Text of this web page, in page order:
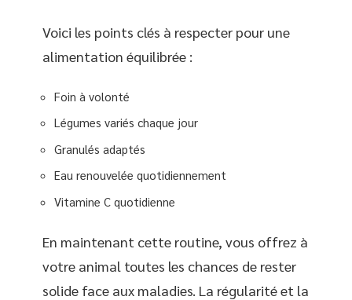
Voici les points clés à respecter pour une
alimentation équilibrée :
Foin à volonté
Légumes variés chaque jour
Granulés adaptés
Eau renouvelée quotidiennement
Vitamine C quotidienne
En maintenant cette routine, vous offrez à
votre animal toutes les chances de rester
solide face aux maladies. La régularité et la